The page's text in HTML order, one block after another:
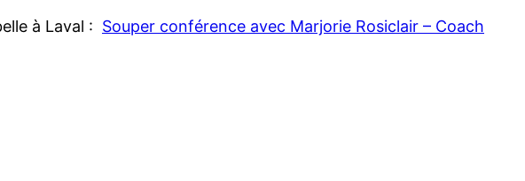
à Laval : Souper conférence avec Marjorie Rosiclair – Coach